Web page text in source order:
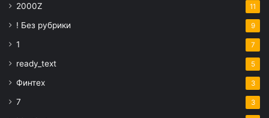
2000Z 11
! Без рубрики 9
1 7
ready_text 5
Финтех 3
7 3